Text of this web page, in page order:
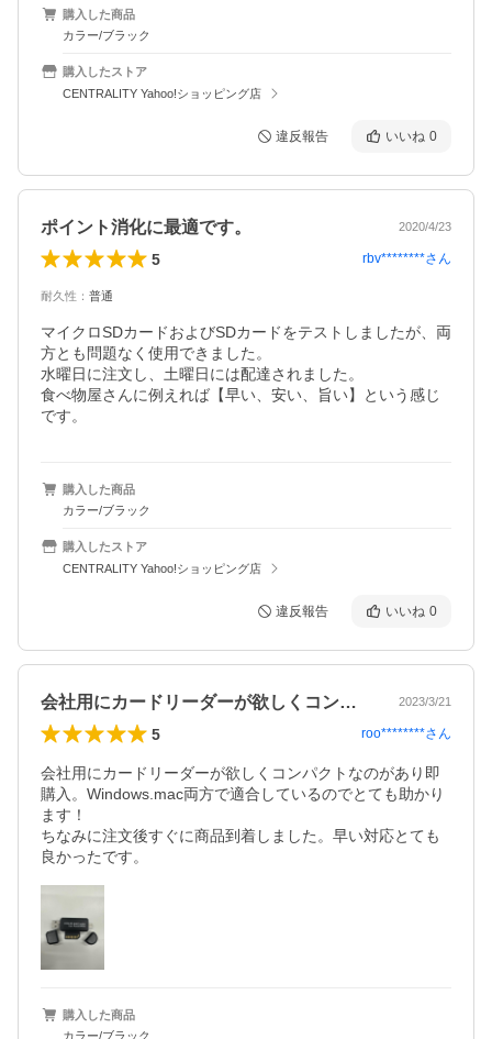
購入した商品
カラー/ブラック
購入したストア
CENTRALITY Yahoo!ショッピング店
違反報告 いいね 0
ポイント消化に最適です。 2020/4/23
5 rbv********さん
耐久性 ： 普通
マイクロSDカードおよびSDカードをテストしましたが、両
方とも問題なく使用できました。
水曜日に注文し、土曜日には配達されました。
食べ物屋さんに例えれば【早い、安い、旨い】という感じ
です。
購入した商品
カラー/ブラック
購入したストア
CENTRALITY Yahoo!ショッピング店
違反報告 いいね 0
会社用にカードリーダーが欲しくコンパク… 2023/3/21
5 roo********さん
会社用にカードリーダーが欲しくコンパクトなのがあり即
購入。Windows.mac両方で適合しているのでとても助かり
ます！
ちなみに注文後すぐに商品到着しました。早い対応とても
良かったです。
購入した商品
カラー/ブラック